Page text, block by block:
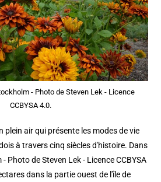
- Photo de Steven Lek - Licence
CCBYSA 4.0.
plein air qui présente les modes de vie
à travers cinq siècles d'histoire. Dans
Photo de Steven Lek - Licence CCBYSA
dans la partie ouest de l'île de